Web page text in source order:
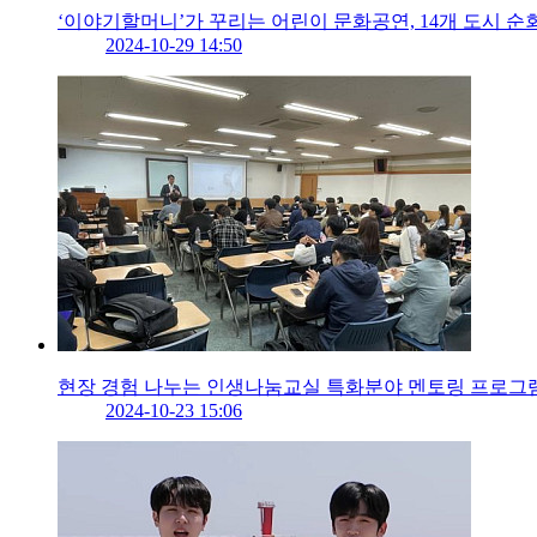
‘이야기할머니’가 꾸리는 어린이 문화공연, 14개 도시 순
2024-10-29 14:50
현장 경험 나누는 인생나눔교실 특화분야 멘토링 프로그
2024-10-23 15:06